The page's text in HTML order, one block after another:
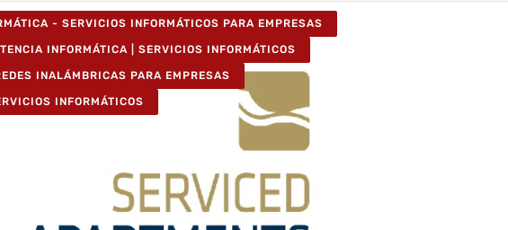
- SERVICIOS INFORMÁTICOS PARA EMPRESAS
INFORMÁTICA | SERVICIOS INFORMÁTICOS
INALÁMBRICAS PARA EMPRESAS
INFORMÁTICOS